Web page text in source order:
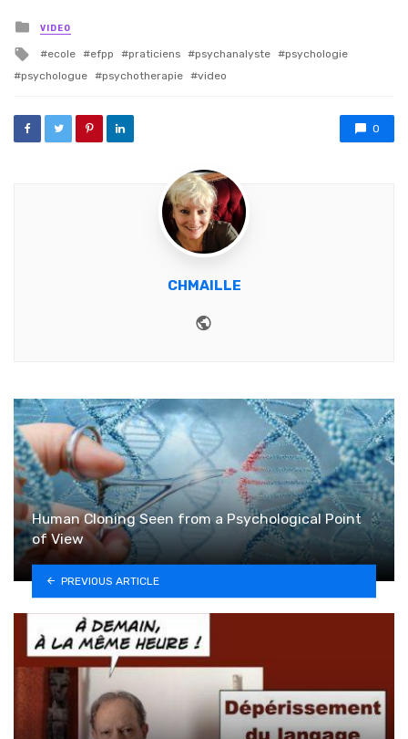
Posted in
VIDEO
Tagged with
ecole efpp praticiens psychanalyste
psychologie
psychologue
psychotherapie video
0
CHMAILLE
Human Cloning Seen from a Psychological Point
of View
PREVIOUS ARTICLE